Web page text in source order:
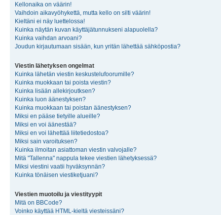
Kellonaika on väärin!
Vaihdoin aikavyöhykettä, mutta kello on silti väärin!
Kieltäni ei näy luettelossa!
Kuinka näytän kuvan käyttäjätunnukseni alapuolella?
Kuinka vaihdan arvoani?
Joudun kirjautumaan sisään, kun yritän lähettää sähköpostia?
Viestin lähetyksen ongelmat
Kuinka lähetän viestin keskustelufoorumille?
Kuinka muokkaan tai poista viestin?
Kuinka lisään allekirjoutksen?
Kuinka luon äänestyksen?
Kuinka muokkaan tai poistan äänestyksen?
Miksi en pääse tietyille alueille?
Miksi en voi äänestää?
Miksi en voi lähettää liitetiedostoa?
Miksi sain varoituksen?
Kuinka ilmoitan asiattoman viestin valvojalle?
Mitä "Tallenna" nappula tekee viestien lähetyksessä?
Miksi viestini vaatii hyväksynnän?
Kuinka tönäisen viestiketjuani?
Viestien muotoilu ja viestityypit
Mitä on BBCode?
Voinko käyttää HTML-kieltä viesteissäni?